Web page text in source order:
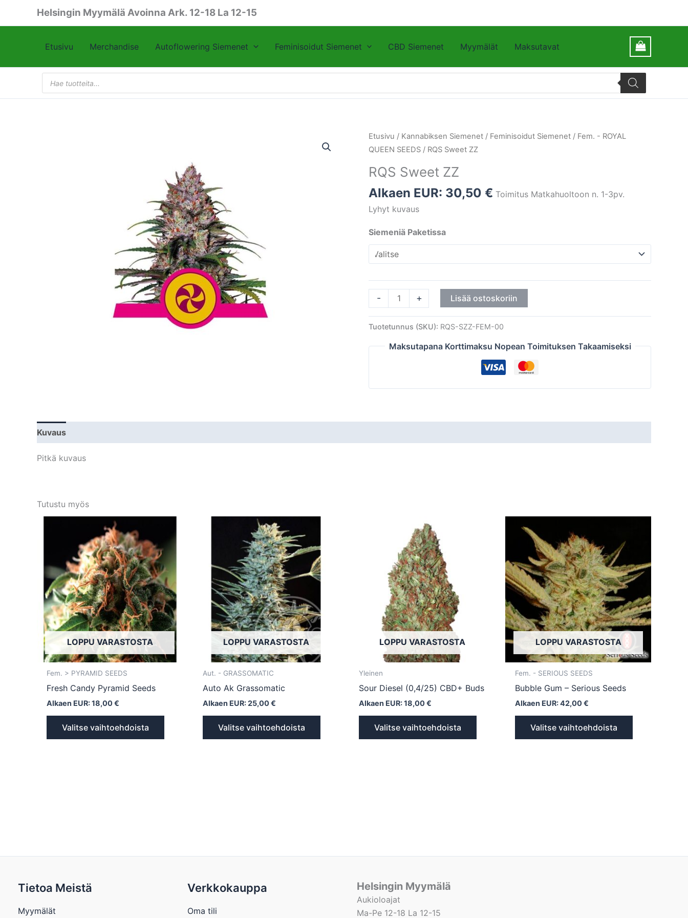
Helsingin Myymälä Avoinna Ark. 12-18 La 12-15
Etusivu Merchandise Autoflowering Siemenet Feminisoidut Siemenet CBD Siemenet Myymälät Maksutavat
Products
search
Etusivu / Kannabiksen Siemenet / Feminisoidut Siemenet / Fem. - ROYAL
QUEEN SEEDS / RQS Sweet ZZ
RQS Sweet ZZ
Alkaen EUR: 30,50 € Toimitus Matkahuoltoon n. 1-3pv.
Lyhyt kuvaus
Siemeniä Paketissa
-
RQS
Sweet
määrä
+ Lisää ostoskoriin
Tuotetunnus (SKU): RQS-SZZ-FEM-00
Maksutapana Korttimaksu Nopean Toimituksen Takaamiseksi
Kuvaus
Pitkä kuvaus
Tutustu myös
LOPPU VARASTOSTA
Fem. > PYRAMID SEEDS
Fresh Candy Pyramid Seeds
Alkaen EUR:18,00€
Valitse vaihtoehdoista
tuotteella
on
useampi
muunnelma.
Voit
tehdä
valinnat
tuotteen
sivulla.
LOPPU VARASTOSTA
Aut. - GRASSOMATIC
Auto Ak Grassomatic
Alkaen EUR:25,00€
Valitse vaihtoehdoista
on
useampi
muunnelma.
valinnat
tuotteen
LOPPU VARASTOSTA
Yleinen
Sour Diesel (0,4/25) CBD+ Buds
Alkaen EUR:18,00€
Valitse vaihtoehdoista
useampi
muunnelma.
valinnat
tuotteen
LOPPU VARASTOSTA
Fem. - SERIOUS SEEDS
Bubble Gum – Serious Seeds
Alkaen EUR:42,00€
Valitse vaihtoehdoista
useampi
muunnelma.
tehdä
valinnat
tuotteen
Tietoa Meistä
Myymälät
Verkkokauppa
Oma tili
Helsingin Myymälä
Aukioloajat
Ma-Pe 12-18 La 12-15